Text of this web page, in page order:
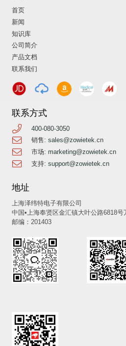
首页
新闻
知识库
公司简介
产品文档
联系我们
联系方式
400-080-3050
销售: sales@zowietek.cn
市场: marketing@zowietek.cn
支持: support@zowietek.cn
地址
上海泽纬特电子有限公司
中国•上海奉贤区金汇镇大叶公路6818号
邮编：201403